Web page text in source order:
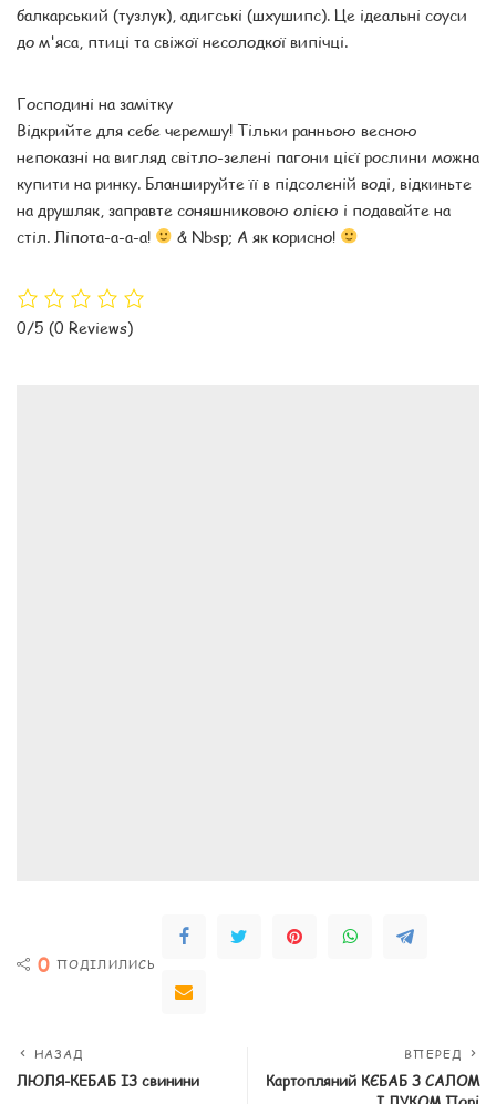
балкарський (тузлук), адигські (шхушипс). Це ідеальні соуси
до м'яса, птиці та свіжої несолодкої випічці.
Господині на замітку
Відкрийте для себе черемшу! Тільки ранньою весною
непоказні на вигляд світло-зелені пагони цієї рослини можна
купити на ринку. Бланшируйте її в підсоленій воді, відкиньте
на друшляк, заправте соняшниковою олією і подавайте на
стіл. Ліпота-а-а-а!
& Nbsp; А як корисно!
0/5 (0 Reviews)
0 ПОДІЛИЛИСЬ
НАЗАД
ЛЮЛЯ-КЕБАБ ІЗ свинини
ВПЕРЕД
Картопляний КЄБАБ З САЛОМ